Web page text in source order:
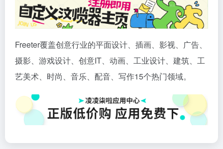
Freeter覆盖创意行业的平面设计、插画、影视、广告、
摄影、游戏设计、创意IT、动画、工业设计、建筑、工
艺美术、时尚、音乐、配音、写作15个热门领域。